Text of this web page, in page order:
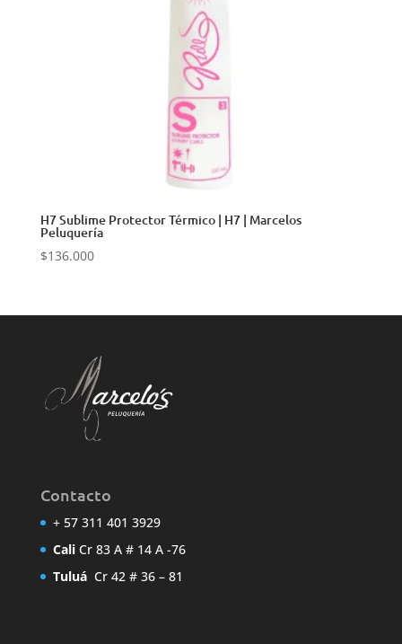
H7 Sublime Protector Térmico | H7 | Marcelos
Peluquería
$136.000
Contacto
+ 57 311 401 3929
CaliCr 83 A # 14 A -76
Tuluá Cr 42 # 36 – 81